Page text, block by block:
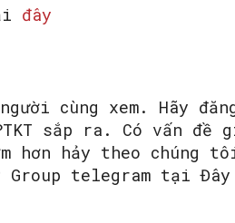
đây
cùng xem. Hãy
sắp ra. Có vấn đề
hơn hảy theo chúng
Group telegram tại